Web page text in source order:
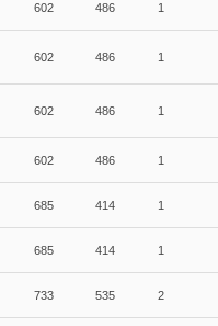
602 486 1
602 486 1
602 486 1
602 486 1
685 414 1
685 414 1
733 535 2